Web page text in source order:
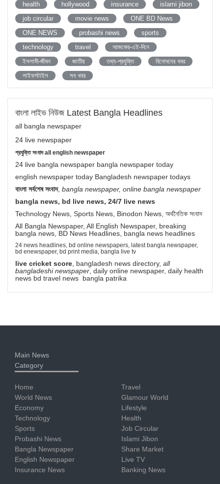
health
hollywood insurance
islami jibon
job circular
movie news
ONE BD News
ONE NEWS
probashi news
sports
technology
travel
আজকের-এই-দিনে
ইসলামী-জীবন
জাতীয় তথ্য-প্রযুক্তি
বিনোদনের খবর
লাইফস্টাইল
সব খবর
বাংলা লাইভ নিউজ Latest Bangla Headlines
all bangla newspaper
24 live newspaper
প্রযুক্তি সংবাদ all english newspaper
24 live bangla newspaper bangla newspaper today
english newspaper today Bangladesh newspaper todays
বাংলা সর্বশেষ সংবাদ, bangla newspaper, online bangla newspaper
bangla news, bd live news, 24/7 live news
Technology News, Sports News, Binodon News, অর্থনৈতিক সংবাদ
All Bangla Newspaper, All English Newspaper, breaking
bangla news, BD News Headlines, bangla news headlines
24 news headlines, bd online newspapers, latest bangla newspaper,
bd enewspaper, bd print media, bangla live tv
live cricket score , bangladesh news directory, all
bangladeshi newspaper , daily online newspaper, daily health
news bd travel news bangla patrika
Main News
Category
Home
World News
Economy
Technology
Sports
Probashi News
Bangla Newspaper
English Newspaper
Insurance News
Travel
Glamour World
Lifestyle
Health
Job Circular
Islami Jibon
Share Market
Live TV
Banking News